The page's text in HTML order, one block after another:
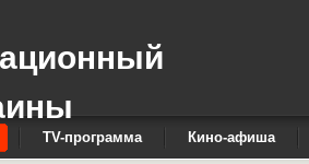
TV-программа Кино-афиша